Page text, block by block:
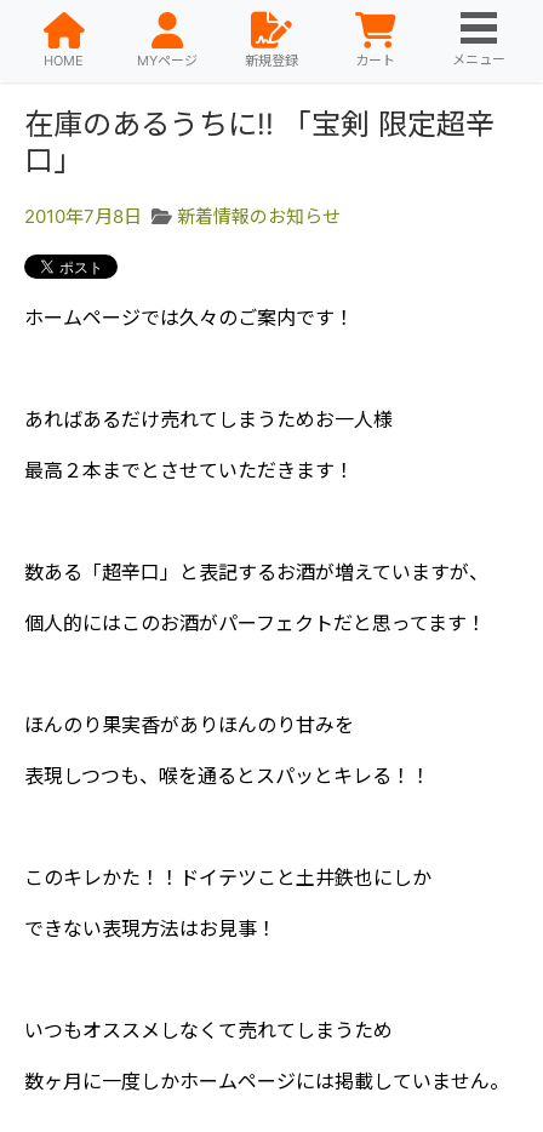
HOME MYページ 新規登録 カート メニュー
在庫のあるうちに!! 「宝剣 限定超辛
口」
2010年7月8日 新着情報のお知らせ
ホームページでは久々のご案内です！
あればあるだけ売れてしまうためお一人様
最高２本までとさせていただきます！
数ある「超辛口」と表記するお酒が増えていますが、
個人的にはこのお酒がパーフェクトだと思ってます！
ほんのり果実香がありほんのり甘みを
表現しつつも、喉を通るとスパッとキレる！！
このキレかた！！ドイテツこと土井鉄也にしか
できない表現方法はお見事！
いつもオススメしなくて売れてしまうため
数ヶ月に一度しかホームページには掲載していません。